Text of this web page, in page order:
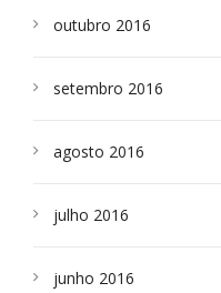
outubro 2016
setembro 2016
agosto 2016
julho 2016
junho 2016